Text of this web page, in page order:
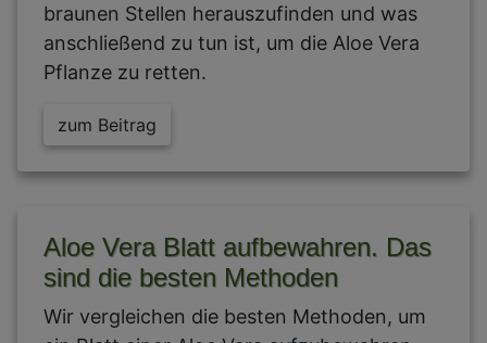
braunen Stellen herauszufinden und was
anschließend zu tun ist, um die Aloe Vera
Pflanze zu retten.
zum Beitrag
Aloe Vera Blatt aufbewahren. Das
sind die besten Methoden
Wir vergleichen die besten Methoden, um